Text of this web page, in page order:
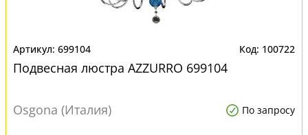
699104 100722
Подвесная люстра AZZURRO 699104
Osgona (Италия) По запросу